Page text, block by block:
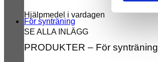
Hjälpmedel i vardagen
SE ALLA INLÄGG
För synträning
PRODUKTER – För synträning